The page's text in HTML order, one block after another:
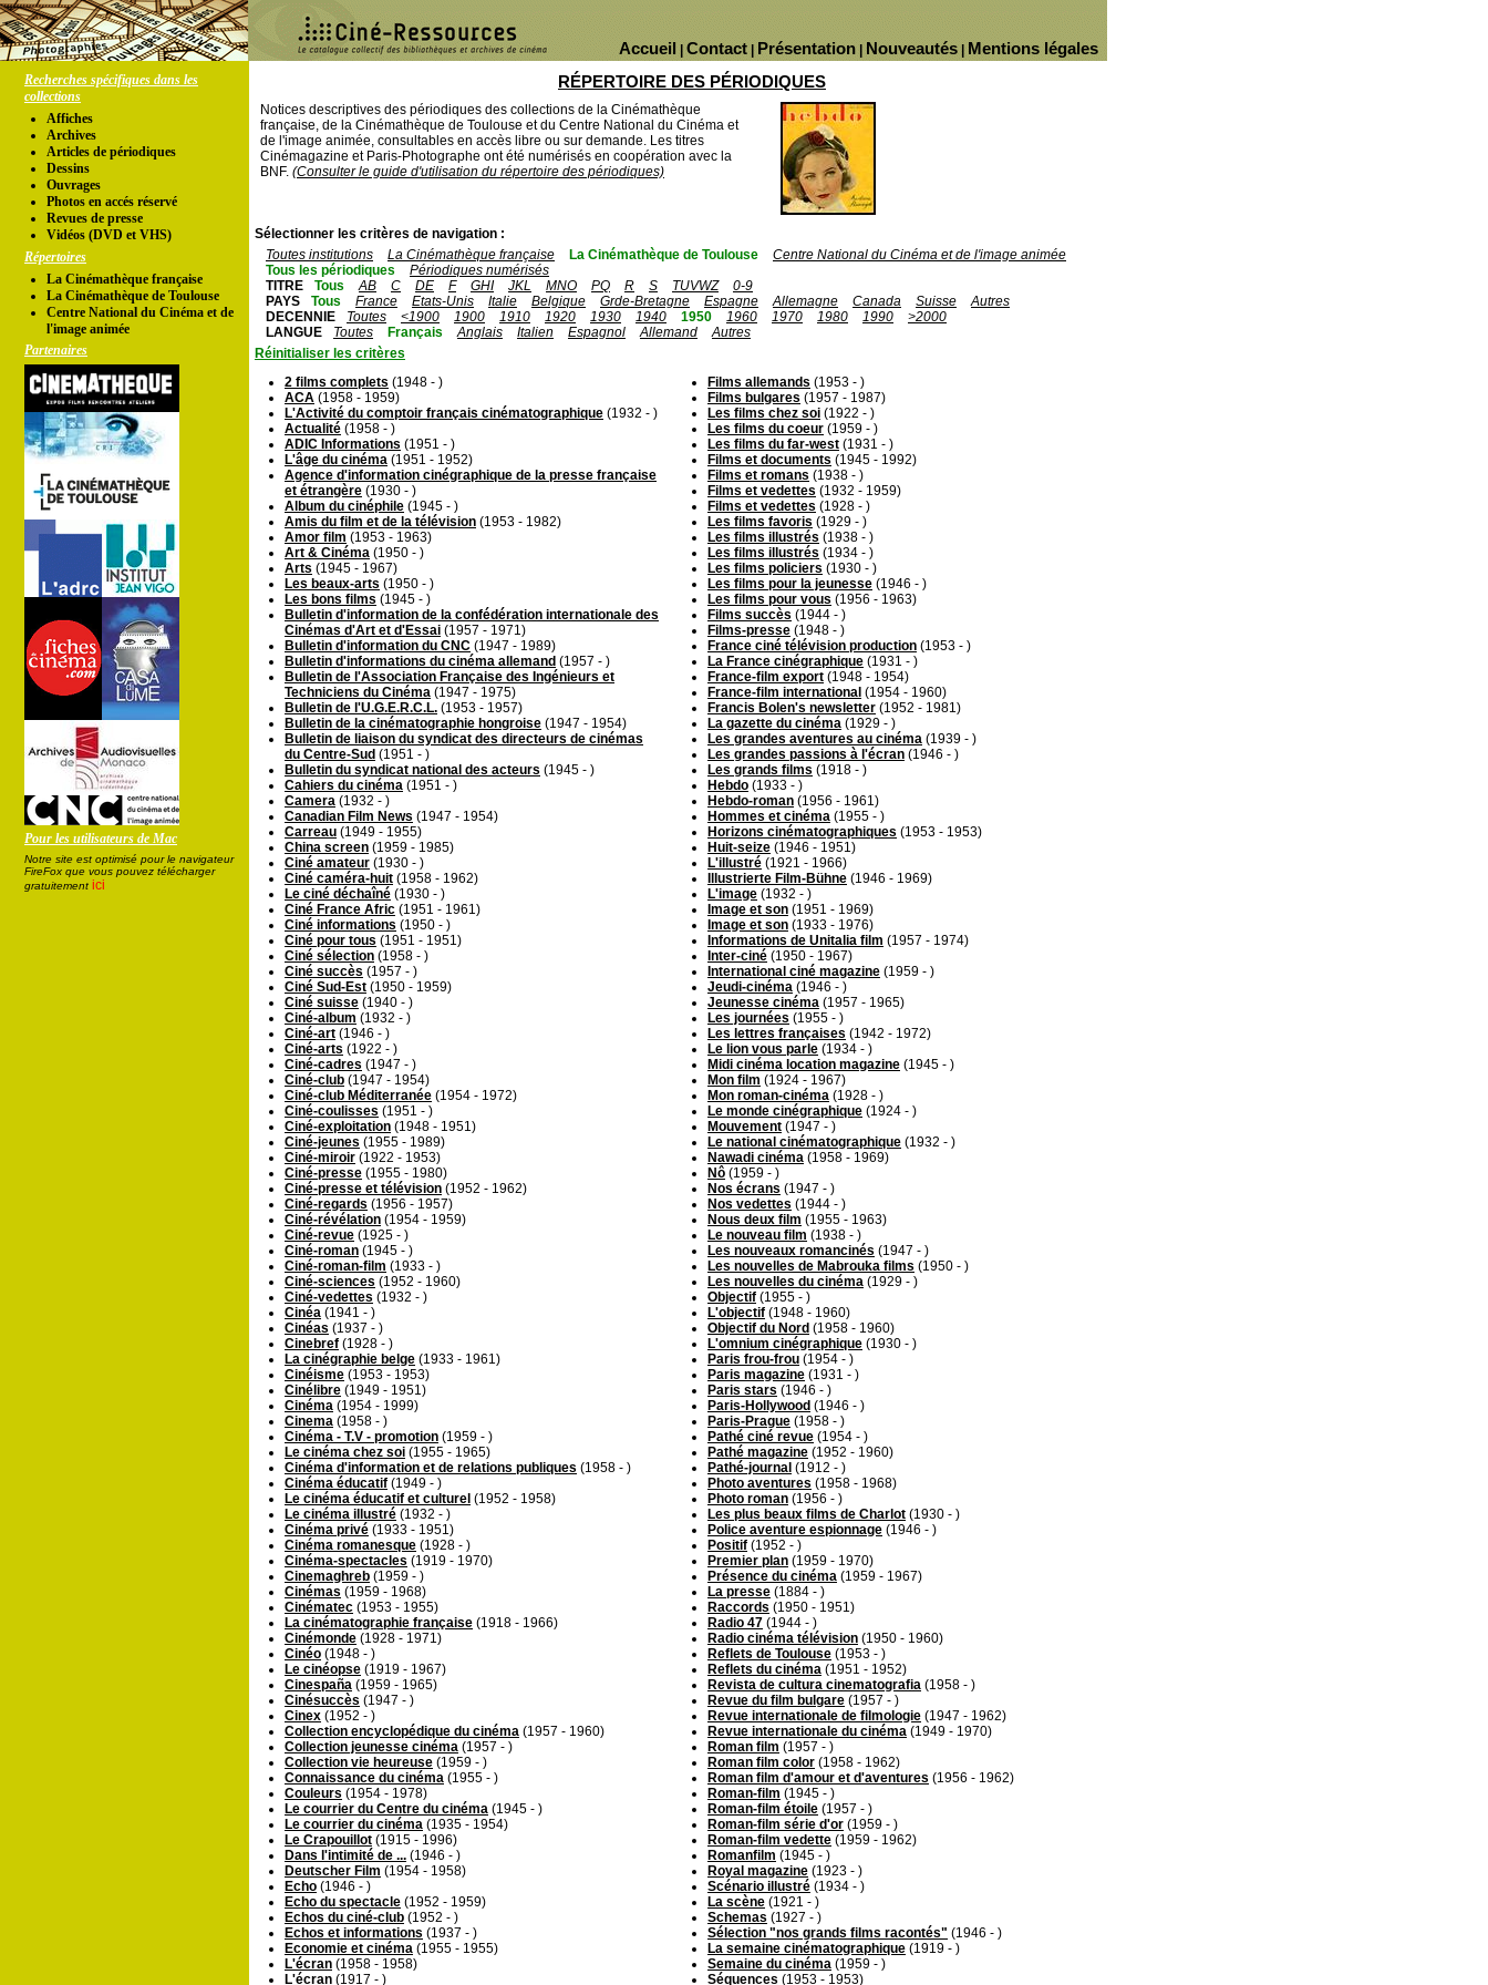
Mentions légales
Nouveautés
Présentation
Contact
Accueil
Recherches spécifiques dans les
collections
Affiches
Archives
Articles de périodiques
Dessins
Ouvrages
Photos en accés réservé
Revues de presse
Vidéos (DVD et VHS)
Répertoires
La Cinémathèque française
La Cinémathèque de Toulouse
Centre National du Cinéma et de
l'image animée
Partenaires
Pour les utilisateurs de Mac
Notre site est optimisé pour le navigateur
FireFox que vous pouvez télécharger
gratuitement ici
RÉPERTOIRE DES PÉRIODIQUES
Notices descriptives des périodiques des collections de la Cinémathèque
française, de la Cinémathèque de Toulouse et du Centre National du Cinéma et
de l'image animée, consultables en accès libre ou sur demande. Les titres
Cinémagazine et Paris-Photographe ont été numérisés en coopération avec la
BNF. (Consulter le guide d'utilisation du répertoire des périodiques)
Sélectionner les critères de navigation :
Toutes institutions
La Cinémathèque française La Cinémathèque de Toulouse
Centre National du Cinéma et de l'image animée
Tous les périodiques
Périodiques numérisés
TITRE
Tous AB C DE F GHI JKL MNO PQ R S TUVWZ
0-9
PAYS
Tous France Etats-Unis Italie Belgique Grde-Bretagne Espagne Allemagne Canada Suisse
Autres
DECENNIE
Toutes <1900 1900 1910 1920 1930 1940 1950 1960 1970 1980 1990
>2000
LANGUE
Toutes Français Anglais Italien Espagnol Allemand
Autres
Réinitialiser les critères
2 films complets (1948 - )
ACA (1958 - 1959)
L'Activité du comptoir français cinématographique (1932 - )
Actualité (1958 - )
ADIC Informations (1951 - )
L'âge du cinéma (1951 - 1952)
Agence d'information cinégraphique de la presse française
et étrangère (1930 - )
Album du cinéphile (1945 - )
Amis du film et de la télévision (1953 - 1982)
Amor film (1953 - 1963)
Art & Cinéma (1950 - )
Arts (1945 - 1967)
Les beaux-arts (1950 - )
Les bons films (1945 - )
Bulletin d'information de la confédération internationale des
Cinémas d'Art et d'Essai (1957 - 1971)
Bulletin d'information du CNC (1947 - 1989)
Bulletin d'informations du cinéma allemand (1957 - )
Bulletin de l'Association Française des Ingénieurs et
Techniciens du Cinéma (1947 - 1975)
Bulletin de l'U.G.E.R.C.L. (1953 - 1957)
Bulletin de la cinématographie hongroise (1947 - 1954)
Bulletin de liaison du syndicat des directeurs de cinémas
du Centre-Sud (1951 - )
Bulletin du syndicat national des acteurs (1945 - )
Cahiers du cinéma (1951 - )
Camera (1932 - )
Canadian Film News (1947 - 1954)
Carreau (1949 - 1955)
China screen (1959 - 1985)
Ciné amateur (1930 - )
Ciné caméra-huit (1958 - 1962)
Le ciné déchaîné (1930 - )
Ciné France Afric (1951 - 1961)
Ciné informations (1950 - )
Ciné pour tous (1951 - 1951)
Ciné sélection (1958 - )
Ciné succès (1957 - )
Ciné Sud-Est (1950 - 1959)
Ciné suisse (1940 - )
Ciné-album (1932 - )
Ciné-art (1946 - )
Ciné-arts (1922 - )
Ciné-cadres (1947 - )
Ciné-club (1947 - 1954)
Ciné-club Méditerranée (1954 - 1972)
Ciné-coulisses (1951 - )
Ciné-exploitation (1948 - 1951)
Ciné-jeunes (1955 - 1989)
Ciné-miroir (1922 - 1953)
Ciné-presse (1955 - 1980)
Ciné-presse et télévision (1952 - 1962)
Ciné-regards (1956 - 1957)
Ciné-révélation (1954 - 1959)
Ciné-revue (1925 - )
Ciné-roman (1945 - )
Ciné-roman-film (1933 - )
Ciné-sciences (1952 - 1960)
Ciné-vedettes (1932 - )
Cinéa (1941 - )
Cinéas (1937 - )
Cinebref (1928 - )
La cinégraphie belge (1933 - 1961)
Cinéisme (1953 - 1953)
Cinélibre (1949 - 1951)
Cinéma (1954 - 1999)
Cinema (1958 - )
Cinéma - T.V - promotion (1959 - )
Le cinéma chez soi (1955 - 1965)
Cinéma d'information et de relations publiques (1958 - )
Cinéma éducatif (1949 - )
Le cinéma éducatif et culturel (1952 - 1958)
Le cinéma illustré (1932 - )
Cinéma privé (1933 - 1951)
Cinéma romanesque (1928 - )
Cinéma-spectacles (1919 - 1970)
Cinemaghreb (1959 - )
Cinémas (1959 - 1968)
Cinématec (1953 - 1955)
La cinématographie française (1918 - 1966)
Cinémonde (1928 - 1971)
Cinéo (1948 - )
Le cinéopse (1919 - 1967)
Cinespaña (1959 - 1965)
Cinésuccès (1947 - )
Cinex (1952 - )
Collection encyclopédique du cinéma (1957 - 1960)
Collection jeunesse cinéma (1957 - )
Collection vie heureuse (1959 - )
Connaissance du cinéma (1955 - )
Couleurs (1954 - 1978)
Le courrier du Centre du cinéma (1945 - )
Le courrier du cinéma (1935 - 1954)
Le Crapouillot (1915 - 1996)
Dans l'intimité de ... (1946 - )
Deutscher Film (1954 - 1958)
Echo (1946 - )
Echo du spectacle (1952 - 1959)
Echos du ciné-club (1952 - )
Echos et informations (1937 - )
Economie et cinéma (1955 - 1955)
L'écran (1958 - 1958)
L'écran (1917 - )
Films allemands (1953 - )
Films bulgares (1957 - 1987)
Les films chez soi (1922 - )
Les films du coeur (1959 - )
Les films du far-west (1931 - )
Films et documents (1945 - 1992)
Films et romans (1938 - )
Films et vedettes (1932 - 1959)
Films et vedettes (1928 - )
Les films favoris (1929 - )
Les films illustrés (1938 - )
Les films illustrés (1934 - )
Les films policiers (1930 - )
Les films pour la jeunesse (1946 - )
Les films pour vous (1956 - 1963)
Films succès (1944 - )
Films-presse (1948 - )
France ciné télévision production (1953 - )
La France cinégraphique (1931 - )
France-film export (1948 - 1954)
France-film international (1954 - 1960)
Francis Bolen's newsletter (1952 - 1981)
La gazette du cinéma (1929 - )
Les grandes aventures au cinéma (1939 - )
Les grandes passions à l'écran (1946 - )
Les grands films (1918 - )
Hebdo (1933 - )
Hebdo-roman (1956 - 1961)
Hommes et cinéma (1955 - )
Horizons cinématographiques (1953 - 1953)
Huit-seize (1946 - 1951)
L'illustré (1921 - 1966)
Illustrierte Film-Bühne (1946 - 1969)
L'image (1932 - )
Image et son (1951 - 1969)
Image et son (1933 - 1976)
Informations de Unitalia film (1957 - 1974)
Inter-ciné (1950 - 1967)
International ciné magazine (1959 - )
Jeudi-cinéma (1946 - )
Jeunesse cinéma (1957 - 1965)
Les journées (1955 - )
Les lettres françaises (1942 - 1972)
Le lion vous parle (1934 - )
Midi cinéma location magazine (1945 - )
Mon film (1924 - 1967)
Mon roman-cinéma (1928 - )
Le monde cinégraphique (1924 - )
Mouvement (1947 - )
Le national cinématographique (1932 - )
Nawadi cinéma (1958 - 1969)
Nô (1959 - )
Nos écrans (1947 - )
Nos vedettes (1944 - )
Nous deux film (1955 - 1963)
Le nouveau film (1938 - )
Les nouveaux romancinés (1947 - )
Les nouvelles de Mabrouka films (1950 - )
Les nouvelles du cinéma (1929 - )
Objectif (1955 - )
L'objectif (1948 - 1960)
Objectif du Nord (1958 - 1960)
L'omnium cinégraphique (1930 - )
Paris frou-frou (1954 - )
Paris magazine (1931 - )
Paris stars (1946 - )
Paris-Hollywood (1946 - )
Paris-Prague (1958 - )
Pathé ciné revue (1954 - )
Pathé magazine (1952 - 1960)
Pathé-journal (1912 - )
Photo aventures (1958 - 1968)
Photo roman (1956 - )
Les plus beaux films de Charlot (1930 - )
Police aventure espionnage (1946 - )
Positif (1952 - )
Premier plan (1959 - 1970)
Présence du cinéma (1959 - 1967)
La presse (1884 - )
Raccords (1950 - 1951)
Radio 47 (1944 - )
Radio cinéma télévision (1950 - 1960)
Reflets de Toulouse (1953 - )
Reflets du cinéma (1951 - 1952)
Revista de cultura cinematografia (1958 - )
Revue du film bulgare (1957 - )
Revue internationale de filmologie (1947 - 1962)
Revue internationale du cinéma (1949 - 1970)
Roman film (1957 - )
Roman film color (1958 - 1962)
Roman film d'amour et d'aventures (1956 - 1962)
Roman-film (1945 - )
Roman-film étoile (1957 - )
Roman-film série d'or (1959 - )
Roman-film vedette (1959 - 1962)
Romanfilm (1945 - )
Royal magazine (1923 - )
Scénario illustré (1934 - )
La scène (1921 - )
Schemas (1927 - )
Sélection "nos grands films racontés" (1946 - )
La semaine cinématographique (1919 - )
Semaine du cinéma (1959 - )
Séquences (1953 - 1953)